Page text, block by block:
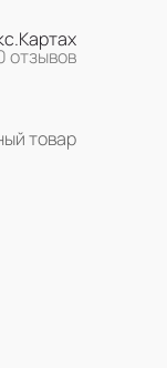
отзывов
товар